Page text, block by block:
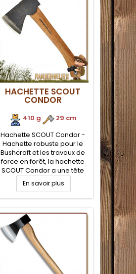
HACHETTE SCOUT
CONDOR
410 g . 29 cm
Hachette SCOUT Condor -
Hachette robuste pour le
Bushcraft et les travaux de
force en forêt, la hachette
SCOUT Condor a une tête
coupante en acier inox 1075
haute teneur en carbone,
manche en bois de noyer
de bonne prise en mains.
Peu volumineuse et très
performante
En savoir plus